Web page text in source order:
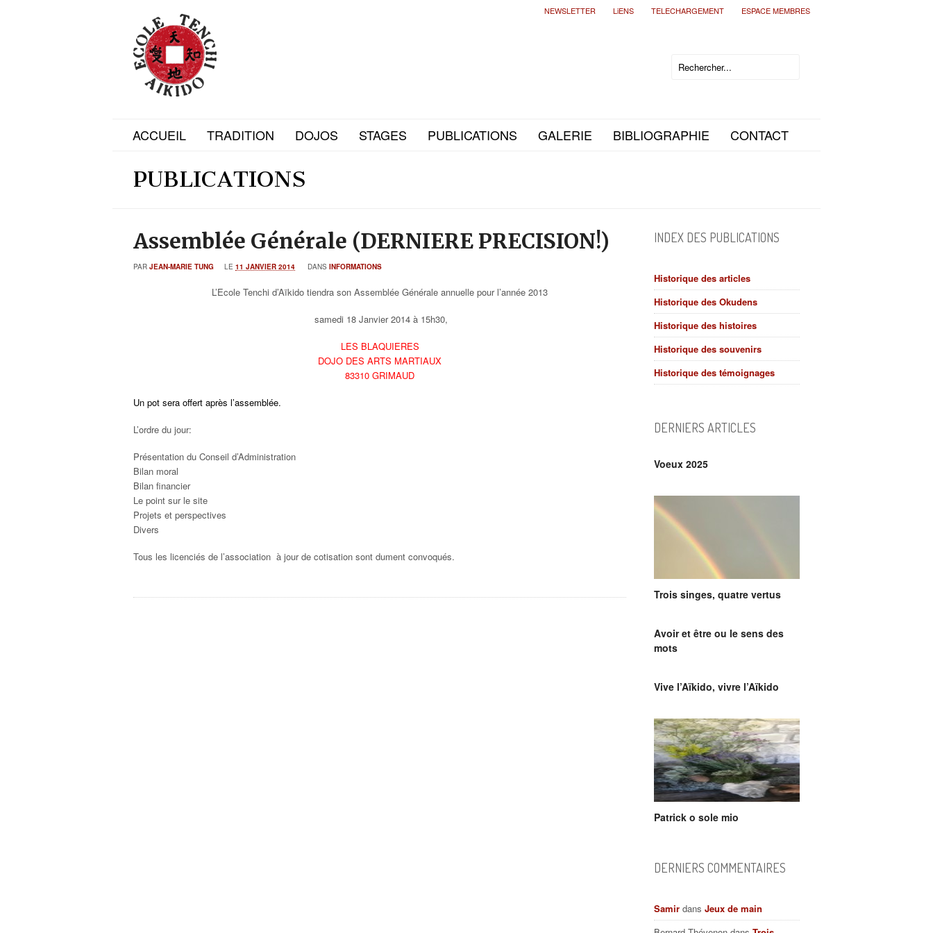
NEWSLETTER LiENS TELECHARGEMENT ESPACE MEMBRES
ACCUEIL TRADITION DOJOS STAGES PUBLICATIONS GALERIE BIBLIOGRAPHIE CONTACT
PUBLICATIONS
Assemblée Générale (DERNIERE PRECISION!)
PAR JEAN-MARIE TUNG LE 11 JANVIER 2014 DANS INFORMATIONS
L’Ecole Tenchi d’Aïkido tiendra son Assemblée Générale annuelle pour l’année 2013
samedi 18 Janvier 2014 à 15h30,
LES BLAQUIERES
DOJO DES ARTS MARTIAUX
83310 GRIMAUD
Un pot sera offert après l’assemblée.
L’ordre du jour:
Présentation du Conseil d’Administration
Bilan moral
Bilan financier
Le point sur le site
Projets et perspectives
Divers
Tous les licenciés de l’association à jour de cotisation sont dument convoqués.
INDEX DES PUBLICATIONS
Historique des articles
Historique des Okudens
Historique des histoires
Historique des souvenirs
Historique des témoignages
DERNIERS ARTICLES
Voeux 2025
Trois singes, quatre vertus
Avoir et être ou le sens des
mots
Vive l’Aïkido, vivre l’Aïkido
Patrick o sole mio
DERNIERS COMMENTAIRES
Samir dans Jeux de main